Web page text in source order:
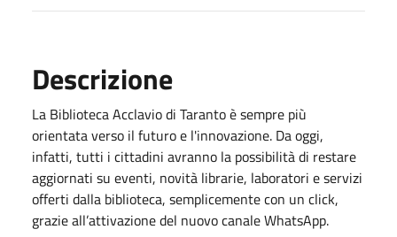
Descrizione
La Biblioteca Acclavio di Taranto è sempre più
orientata verso il futuro e l'innovazione. Da oggi,
infatti, tutti i cittadini avranno la possibilità di restare
aggiornati su eventi, novità librarie, laboratori e servizi
offerti dalla biblioteca, semplicemente con un click,
grazie all’attivazione del nuovo canale WhatsApp.